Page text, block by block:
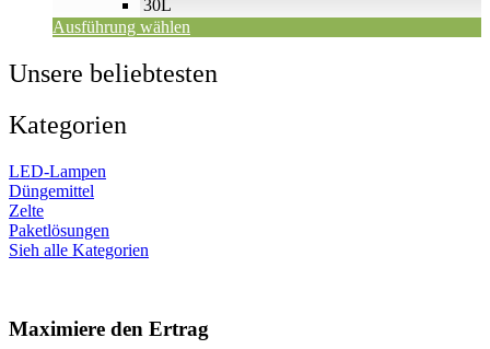
30L
Ausführung wählen
Unsere beliebtesten
Kategorien
LED-Lampen
Düngemittel
Zelte
Paketlösungen
Sieh alle Kategorien
Maximiere den Ertrag